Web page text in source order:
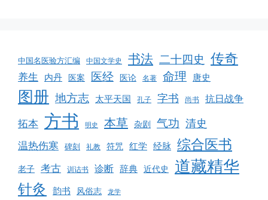
中国名医验方汇编 中国文学史 书法 二十四史 传奇
养生 内丹 医案 医经 医论 名著 命理 唐史
图册 地方志 太平天国 孔子 字书 尚书 抗日战争
拓本 方书 明史 本草 杂剧 气功 清史
温热伤寒 碑刻 礼教 符咒 红学 经脉 综合医书
老子 考古 训诂书 诊断 辞典 近代史 道藏精华
针灸 韵书 风俗志 龙学